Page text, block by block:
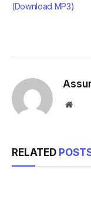
(Download MP3)
RELATED